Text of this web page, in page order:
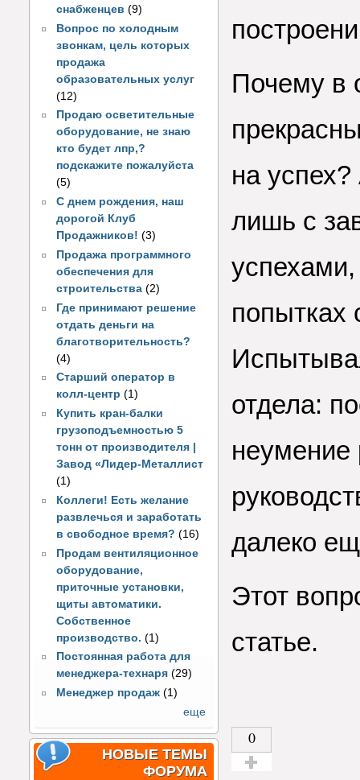
снабженцев (9)
Вопрос по холодным
звонкам, цель которых
продажа
образовательных услуг
(12)
Продаю осветительные
оборудование, не знаю
кто будет лпр,?
подскажите пожалуйста
(5)
С днем рождения, наш
дорогой Клуб
Продажников! (3)
Продажа программного
обеспечения для
строительства (2)
Где принимают решение
отдать деньги на
благотворительность?
(4)
Старший оператор в
колл-центр (1)
Купить кран-балки
грузоподъемностью 5
тонн от производителя |
Завод «Лидер-Металлист
(1)
Коллеги! Есть желание
развлечься и заработать
в свободное время? (16)
Продам вентиляционное
оборудование,
приточные установки,
щиты автоматики.
Собственное
производство. (1)
Постоянная работа для
менеджера-технаря (29)
Менеджер продаж (1)
еще
НОВЫЕ ТЕМЫ
ФОРУМА
Почему в
на
лишь с
попытках
отдела:
неумение
далеко
Этот
статье.
0